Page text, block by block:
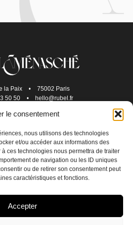
le consentement
nous utilisons des technologies
et/ou accéder aux informations des
ces technologies nous permettra de traiter
de navigation ou les ID uniques
ou de retirer son consentement peut
caractéristiques et fonctions.
Accepter
la Paix •
75002 Paris
50 50
• hello@rubel.fr
CONTACTER